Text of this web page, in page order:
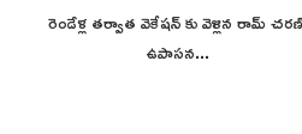
రెండేళ్ల తర్వాత వెకేషన్ కు వెళ్లిన రామ్
ఉపాసన...